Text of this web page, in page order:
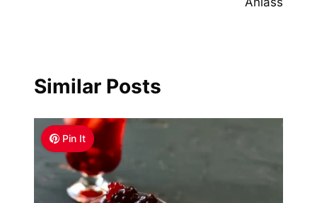
Similar Posts
Pin It